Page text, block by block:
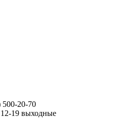
500-20-70
19 выходные